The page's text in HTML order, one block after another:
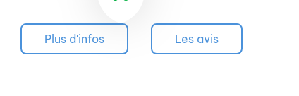
Plus d'infos Les avis